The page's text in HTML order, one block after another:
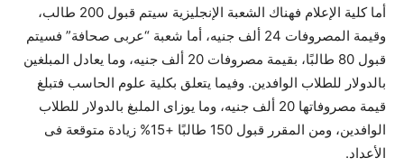
أما كلية الإعلام فهناك الشعبة الإنجليزية سيتم قبول 200 طالب،
وقيمة المصروفات 24 ألف جنيه، أما شعبة “عربى صحافة” فسيتم
قبول 80 طالبًا، بقيمة مصروفات 20 ألف جنيه، وما يعادل المبلغين
بالدولار للطلاب الوافدين. وفيما يتعلق بكلية علوم الحاسب فتبلغ
قيمة مصروفاتها 20 ألف جنيه، وما يوزاى الملبغ بالدولار للطلاب
الوافدين، ومن المقرر قبول 150 طالبًا +15% زيادة متوقعة فى
الأعداد.